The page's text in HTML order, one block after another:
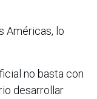
Américas, lo
no basta con
desarrollar